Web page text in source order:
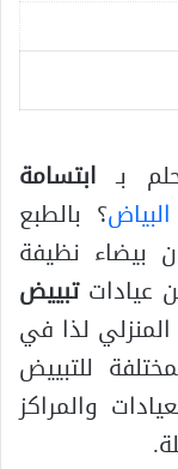
بـ ابتسامة
؟ بالطبع
بيضاء نظيفة
عياداتتبييض
لذا في
للتبييض
والمراكز